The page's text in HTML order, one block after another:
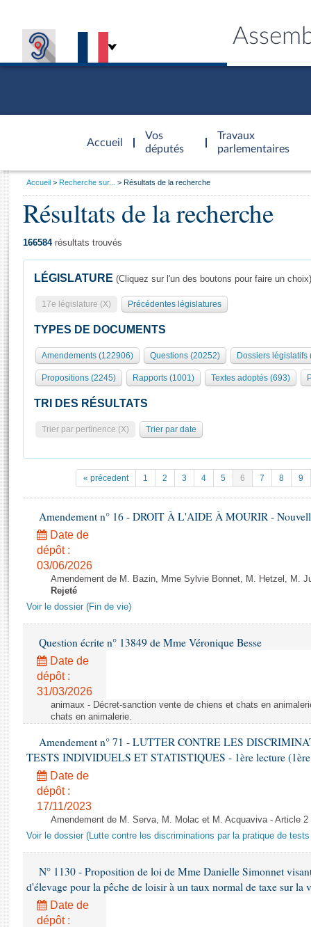
Accueil
d'accueil
Vos
députés
Travaux
parlementaires
Présidence
577 députés
Groupes politiques
Séance publique
Commissions et autres organes
Europe et International
Pétitions
Projets de loi
Propositions de loi
Amendements
Textes adoptés
Rapports d'information
Rapports d'enquête
Rapports législatifs
Rapports sur l'application des lois
Baromètre de l’application des lois
Dossiers législatifs
Questions écrites et orales
Comptes rendus des débats
Général
Rôle et pouvoirs de l'Assemblée
Organisation de l'Assemblée
Présidence Conférence des Présidents Bureau Collège des
Statistiques et chiffres clés
Documents de référence
( Constitution | Règlement de l'Assemblée ... )
Histoire
Juniors
Anciennes législatures
Liens vers les sites publics
Visiter l'Assemblée
Visite virtuelle du palais Bourbon
Assister à une séance
La Bibliothèque
Contacts et plan d'accès
Photos libres de droit
Vous
Accueil Recherche sur... Résultats de la recherche
Résultats de la recherche
166584résultats trouvés
LÉGISLATURE (Cliquez sur l'un des boutons pour faire un choix)
17e législature (X) Précédentes législatures
TYPES DE DOCUMENTS
Amendements (122906) Questions (20252) Dossiers législatifs
Propositions (2245) Rapports (1001) Textes adoptés (693)
TRI DES RÉSULTATS
Trier par pertinence (X) Trier par date
« précedent 1 2 3 4 5 6 7 8 9
Amendement n° 16 - DROIT À L'AIDE À MOURIR -
Date de
dépôt :
03/06/2026
Amendement de M. Bazin, Mme Sylvie Bonnet, M. Hetzel, M.
Rejeté
Voir le dossier (Fin de vie)
Question écrite n° 13849 de Mme Véronique Besse
Date de
dépôt :
31/03/2026
animaux - Décret-sanction vente de chiens et chats en
chats en animalerie.
Amendement n° 71 - LUTTER CONTRE LES
TESTS INDIVIDUELS ET STATISTIQUES - 1ère lecture (1ère
Date de
dépôt :
17/11/2023
Amendement de M. Serva, M. Molac et M. Acquaviva - Article
Voir le dossier (Lutte contre les discriminations par la pratique de
N° 1130 - Proposition de loi de Mme Danielle Simonnet
d'élevage pour la pêche de loisir à un taux normal de taxe sur la
Date de
dépôt :